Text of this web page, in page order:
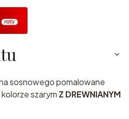
sosnowego pomalowane
szarym Z DREWNIANYM